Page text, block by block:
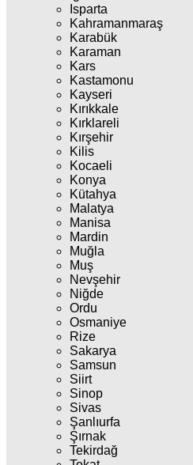
Isparta
Kahramanmaraş
Karabük
Karaman
Kars
Kastamonu
Kayseri
Kırıkkale
Kırklareli
Kırşehir
Kilis
Kocaeli
Konya
Kütahya
Malatya
Manisa
Mardin
Muğla
Muş
Nevşehir
Niğde
Ordu
Osmaniye
Rize
Sakarya
Samsun
Siirt
Sinop
Sivas
Şanlıurfa
Şırnak
Tekirdağ